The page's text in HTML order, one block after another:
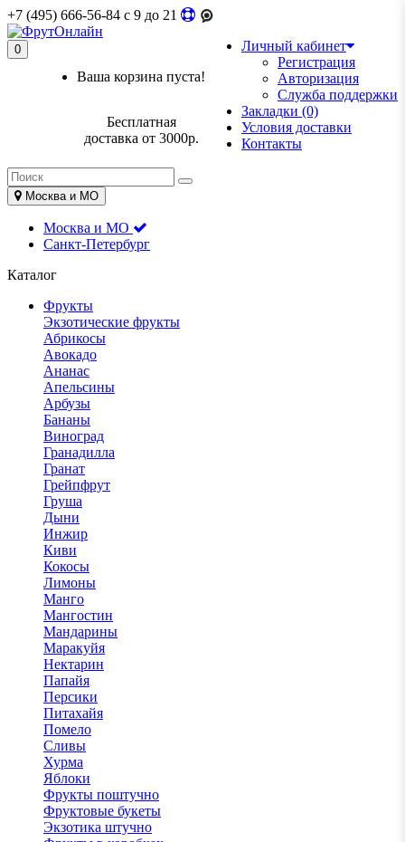
+7 (495) 666-56-84 c 9 до 21
Личный кабинет
Регистрация
Авторизация
Служба поддержки
Закладки (0)
Условия доставки
Контакты
0
Ваша корзина пуста!
Бесплатная
доставка от 3000р.
Москва и МО
Москва и МО
Санкт-Петербург
Каталог
Фрукты
Экзотические фрукты
Абрикосы
Авокадо
Ананас
Апельсины
Арбузы
Бананы
Виноград
Гранадилла
Гранат
Грейпфрут
Груша
Дыни
Инжир
Киви
Кокосы
Лимоны
Манго
Мангостин
Мандарины
Маракуйя
Нектарин
Папайя
Персики
Питахайя
Помело
Сливы
Хурма
Яблоки
Фрукты поштучно
Фруктовые букеты
Экзотика штучно